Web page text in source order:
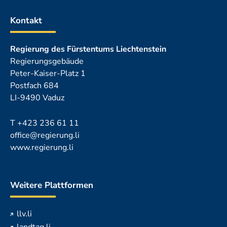
Kontakt
Regierung des Fürstentums Liechtenstein
Regierungsgebäude
Peter-Kaiser-Platz 1
Postfach 684
LI-9490 Vaduz
T+423 236 61 11
office@regierung.li
www.regierung.li
Weitere Plattformen
llv.li